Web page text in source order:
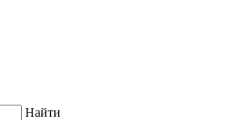
Найти